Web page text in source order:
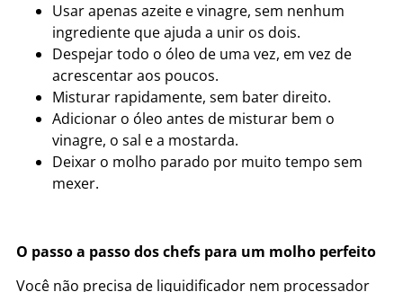
Usar apenas azeite e vinagre, sem nenhum
ingrediente que ajuda a unir os dois.
Despejar todo o óleo de uma vez, em vez de
acrescentar aos poucos.
Misturar rapidamente, sem bater direito.
Adicionar o óleo antes de misturar bem o
vinagre, o sal e a mostarda.
Deixar o molho parado por muito tempo sem
mexer.
O passo a passo dos chefs para um molho perfeito
Você não precisa de liquidificador nem processador